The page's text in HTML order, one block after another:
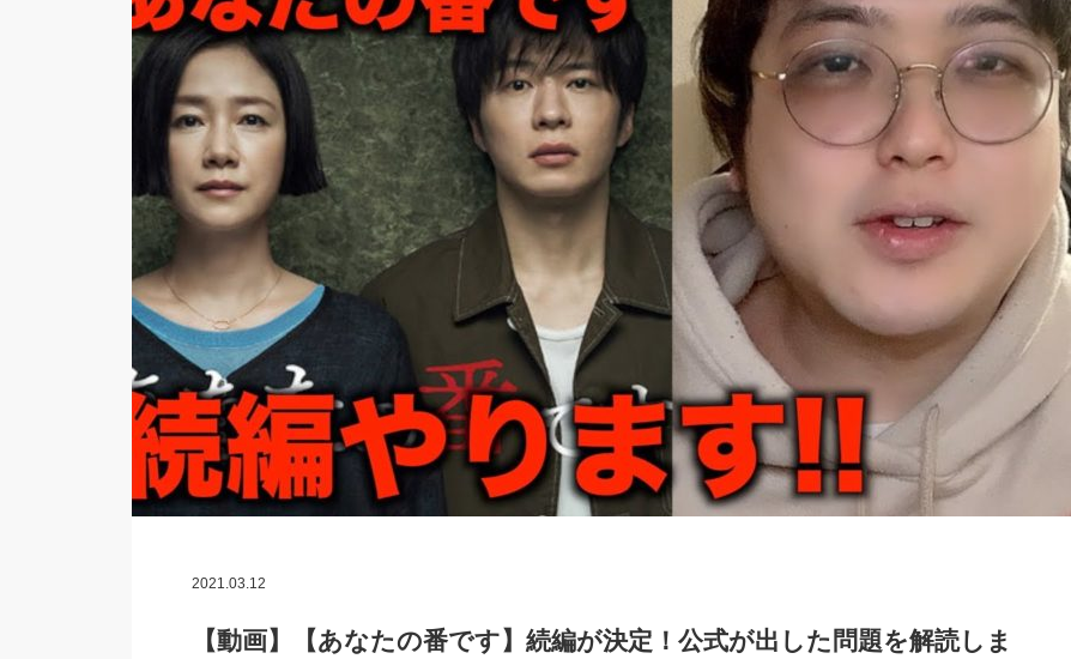
2021.03.12
【動画】【あなたの番です】続編が決定！公式が出した問題を解読しま